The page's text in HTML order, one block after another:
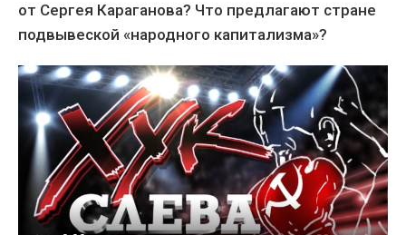
от Сергея Караганова? Что предлагают стране
подвывеской «народного капитализма»?